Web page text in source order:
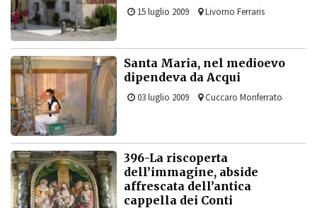
15 luglio 2009 Livorno Ferraris
Santa Maria, nel medioevo
dipendeva da Acqui
03 luglio 2009 Cuccaro Monferrato
396-La riscoperta
dell’immagine, abside
affrescata dell’antica
cappella dei Conti